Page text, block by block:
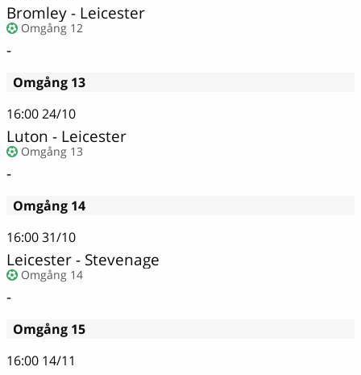
Bromley - Leicester
Omgång 12
-
Omgång 13
16:0024/10
Luton - Leicester
Omgång 13
-
Omgång 14
16:0031/10
Leicester - Stevenage
Omgång 14
-
Omgång 15
16:00 14/11